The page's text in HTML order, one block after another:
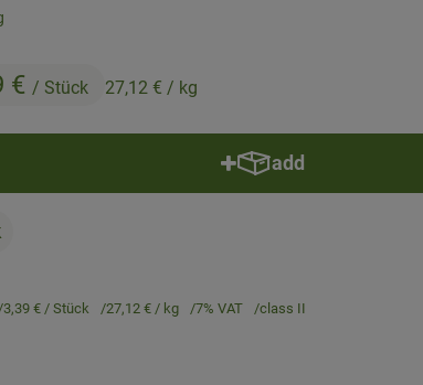
€ / Stück 27,12 € / kg
add
Add product to basket
3,39 € / Stück 27,12 € / kg 7% VAT class II